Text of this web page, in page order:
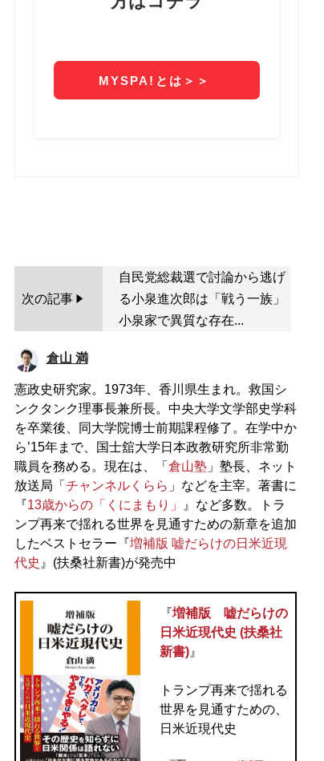
次の記事
自民党総裁選で討論から逃げ
る小泉進次郎は「戦う一族」
小泉家で異質な存在...
倉山 満
憲政史研究家。1973年、香川県生まれ。救国シ
ンクタンク理事長兼所長。中央大学文学部史学科
を卒業後、同大学院博士前期課程修了。在学中か
ら’15年まで、国士舘大学日本政教研究所非常勤
職員を務める。現在は、「 倉山塾」塾長、ネット
放送局「 チャンネルくらら 」などを主宰。著書に
『13歳からの「くにまもり」
』など多数。トラ
ンプ再来で揺れる世界を見通すための新章を追加
したベストセラー『増補版 嘘だらけの日米近現
代史 』(扶桑社新書)が発売中
『増補版 嘘だらけの
日米近現代史 (扶桑社
新書)』
トランプ再来で揺れる
世界を見通すための、
日米近現代史